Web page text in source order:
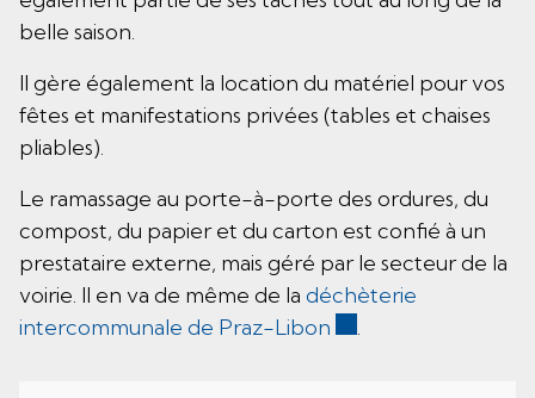
belle saison.
Il gère également la location du matériel pour vos
fêtes et manifestations privées (tables et chaises
pliables).
Le ramassage au porte-à-porte des ordures, du
compost, du papier et du carton est confié à un
prestataire externe, mais géré par le secteur de la
voirie. Il en va de même de la déchèterie
intercommunale de Praz-Libon
.